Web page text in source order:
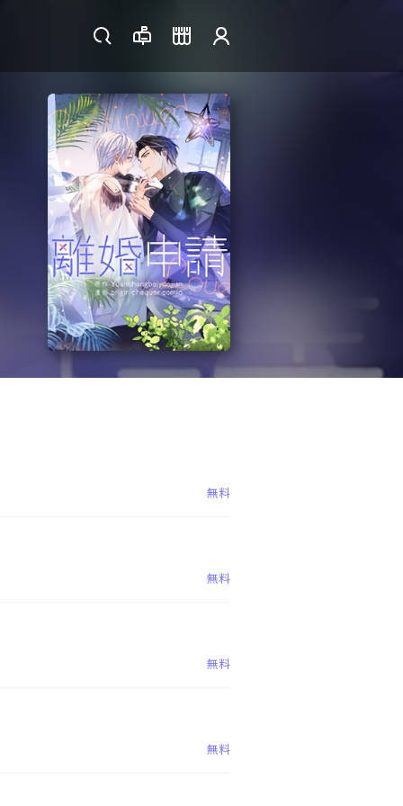
無料
無料
無料
無料